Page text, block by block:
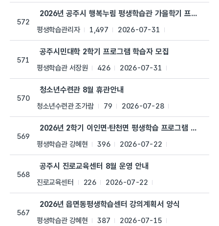
572
2026년 공주시 행복누림 평생학습관 가을학기 프로그램
평생학습관리자 1,497 2026-07-31
571
공주시민대학 2학기 프로그램 학습자 모집
평생학습관 서장원 426 2026-07-31
570
청소년수련관 8월 휴관안내
청소년수련관 조가람 79 2026-07-28
569
2026년 2학기 이인면·탄천면 평생학습 프로그램 수강생
평생학습관 강혜현 396 2026-07-22
568
공주시 진로교육센터 8월 운영 안내
진로교육센터 226 2026-07-22
567
2026년 읍면동평생학습센터 강의계획서 양식
평생학습관 강혜현 387 2026-07-15